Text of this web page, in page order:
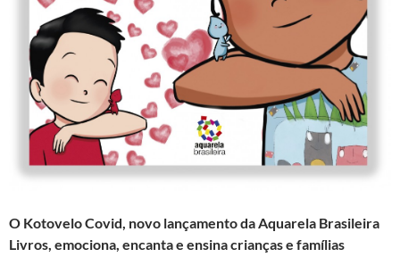
O Kotovelo Covid, novo lançamento da Aquarela Brasileira
Livros, emociona, encanta e ensina crianças e famílias